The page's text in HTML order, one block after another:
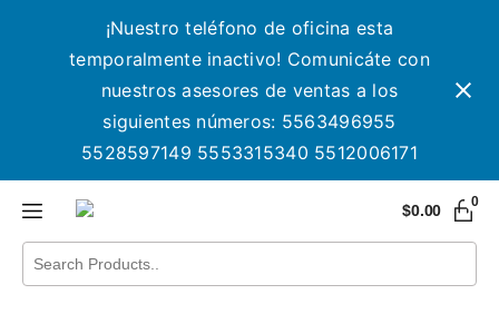
¡Nuestro teléfono de oficina esta
temporalmente inactivo! Comunicáte con
nuestros asesores de ventas a los
siguientes números: 5563496955
5528597149 5553315340 5512006171
$0.00
0